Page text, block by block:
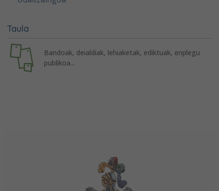
Taula
Bandoak, deialdiak, lehiaketak, ediktuak, enplegu
publikoa...